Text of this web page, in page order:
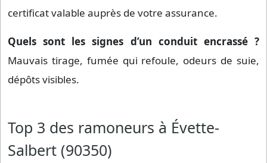
certificat valable auprès de votre assurance.
Quels sont les signes d’un conduit encrassé ?
Mauvais tirage, fumée qui refoule, odeurs de suie,
dépôts visibles.
Top 3 des ramoneurs à Évette-
Salbert (90350)